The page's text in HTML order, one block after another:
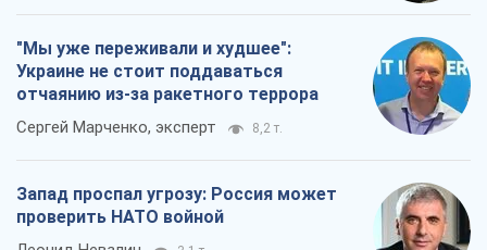
"Мы уже переживали и худшее":
Украине не стоит поддаваться
отчаянию из-за ракетного террора
Сергей Марченко, эксперт 8,2 т.
Запад проспал угрозу: Россия может
проверить НАТО войной